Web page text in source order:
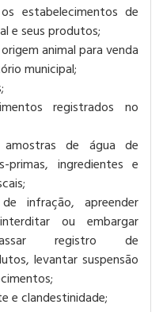
estabelecimentos de
e seus produtos;
animal para venda
municipal;
registrados no
de água de
primas, ingredientes e
infração, apreender
ou embargar
registro de
levantar suspensão
e clandestinidade;